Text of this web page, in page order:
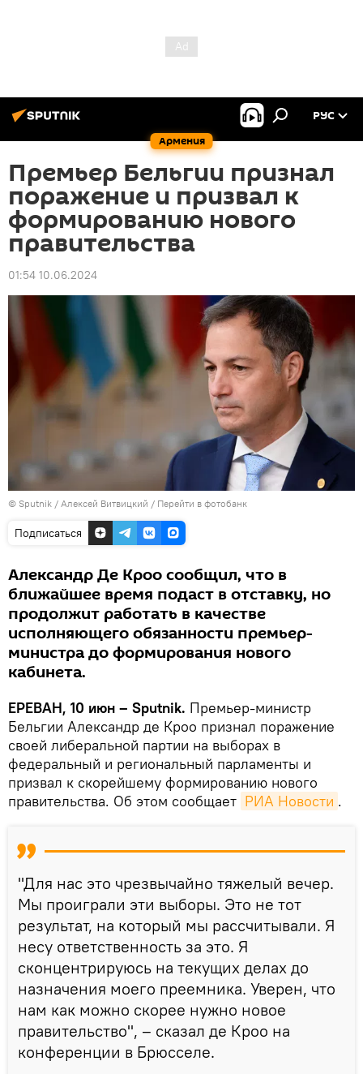
Армения
РУС
Премьер Бельгии признал
поражение и призвал к
формированию нового
правительства
01:54 10.06.2024
© Sputnik / Алексей Витвицкий / Перейти в фотобанк
Подписаться
Александр Де Кроо сообщил, что в
ближайшее время подаст в отставку, но
продолжит работать в качестве
исполняющего обязанности премьер-
министра до формирования нового
кабинета.
ЕРЕВАН, 10 июн – Sputnik. Премьер-министр
Бельгии Александр де Кроо признал поражение
своей либеральной партии на выборах в
федеральный и региональный парламенты и
призвал к скорейшему формированию нового
правительства. Об этом сообщает РИА Новости .
"Для нас это чрезвычайно тяжелый вечер.
Мы проиграли эти выборы. Это не тот
результат, на который мы рассчитывали. Я
несу ответственность за это. Я
сконцентрируюсь на текущих делах до
назначения моего преемника. Уверен, что
нам как можно скорее нужно новое
правительство", – сказал де Кроо на
конференции в Брюсселе.